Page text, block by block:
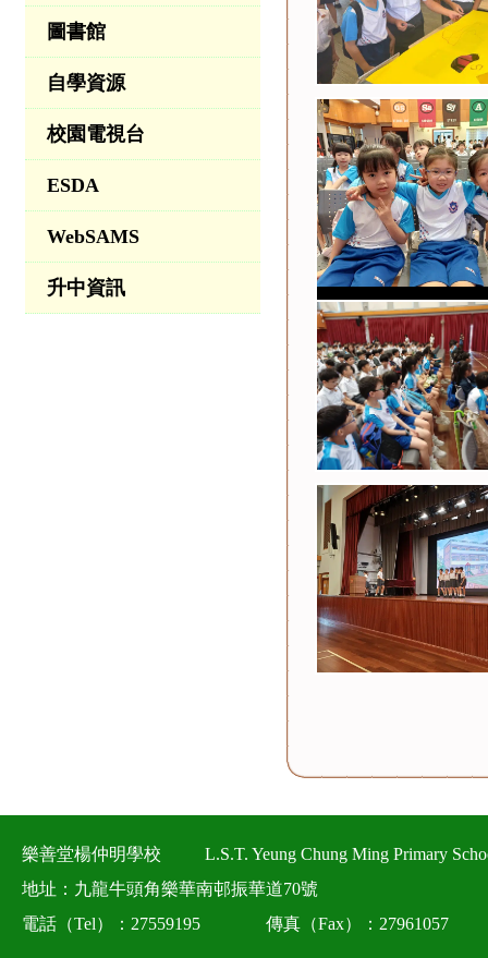
圖書館
自學資源
校園電視台
ESDA
WebSAMS
升中資訊
樂善堂楊仲明學校
L.S.T. Yeung Chung Ming Primary
地址：九龍牛頭角樂華南邨振華道70號
電話（Tel）：27559195
傳真（Fax）：27961057